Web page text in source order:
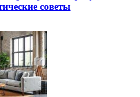
советы